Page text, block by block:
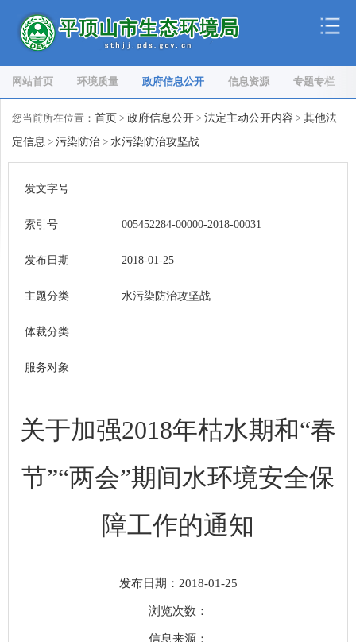
网站首页 环境质量 政府信息公开 信息资源 专题专栏
您当前所在位置： 首页 > 政府信息公开 > 法定主动公开内容 > 其他法
定信息 > 污染防治 > 水污染防治攻坚战
发文字号
索引号 005452284-00000-2018-00031
发布日期 2018-01-25
主题分类 水污染防治攻坚战
体裁分类
服务对象
关于加强2018年枯水期和“春
节”“两会”期间水环境安全保
障工作的通知
发布日期：2018-01-25
浏览次数：
信息来源：